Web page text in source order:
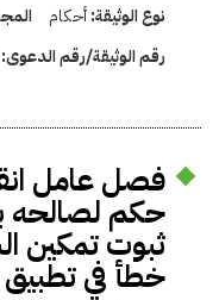
نوع الوثيقة:أحكام
رقم الوثيقة/رقم الدعوى:
فصل عامل
حكم لصالحه
ثبوت تمكين
خطأ في تطبيق